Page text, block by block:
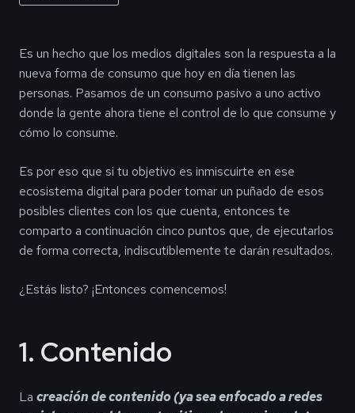
Es un hecho que los medios digitales son la respuesta a la
nueva forma de consumo que hoy en día tienen las
personas. Pasamos de un consumo pasivo a uno activo
donde la gente ahora tiene el control de lo que consume y
cómo lo consume.
Es por eso que si tu objetivo es inmiscuirte en ese
ecosistema digital para poder tomar un puñado de esos
posibles clientes con los que cuenta, entonces te
comparto a continuación cinco puntos que, de ejecutarlos
de forma correcta, indiscutiblemente te darán resultados.
¿Estás listo? ¡Entonces comencemos!
1. Contenido
La creación de contenido (ya sea enfocado a redes